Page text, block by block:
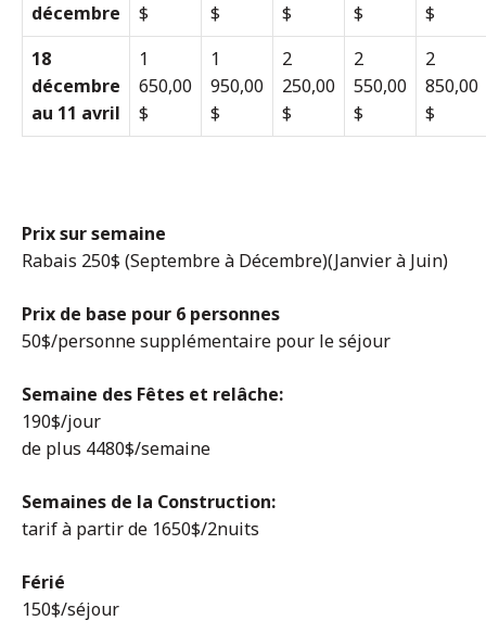
décembre
$
$
$
$
$
18
décembre
au 11 avril
1
650,00
$
1
950,00
$
2
250,00
$
2
550,00
$
2
850,00
$
Prix sur semaine
Rabais 250$ (Septembre à Décembre)(Janvier à Juin)
Prix de base pour 6 personnes
50$/personne supplémentaire pour le séjour
Semaine des Fêtes et relâche:
190$/jour
de plus 4480$/semaine
Semaines de la Construction:
tarif à partir de 1650$/2nuits
Férié
150$/séjour